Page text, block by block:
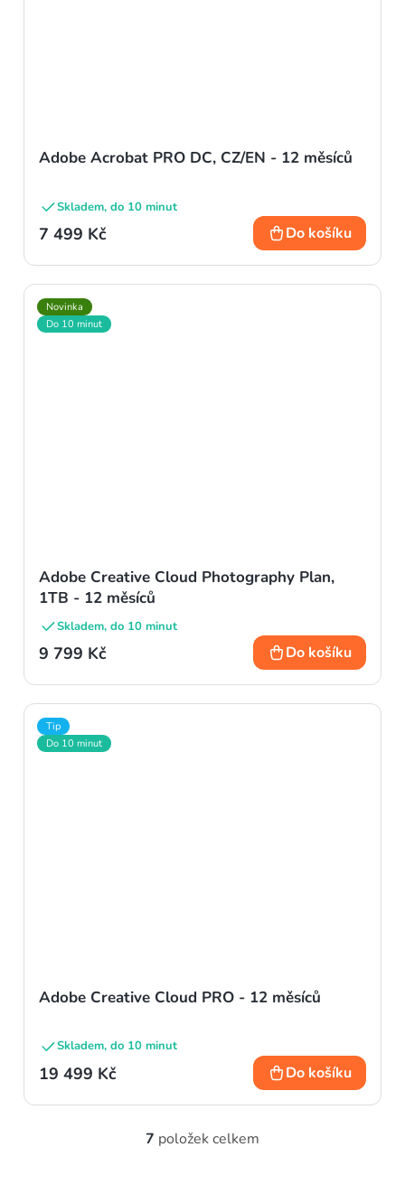
Adobe Acrobat PRO DC, CZ/EN - 12 měsíců
Skladem, do 10 minut
7 499 Kč Do košíku
Novinka
Do 10 minut
Adobe Creative Cloud Photography Plan,
1TB - 12 měsíců
Skladem, do 10 minut
9 799 Kč Do košíku
Tip
Do 10 minut
Adobe Creative Cloud PRO - 12 měsíců
Skladem, do 10 minut
19 499 Kč Do košíku
O
7 položek celkem